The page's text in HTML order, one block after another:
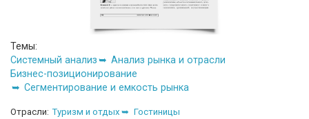
Темы:
Системный анализ
Анализ рынка и отрасли
Бизнес-позиционирование
Сегментирование и емкость рынка
Отрасли: Туризм и отдых Гостиницы